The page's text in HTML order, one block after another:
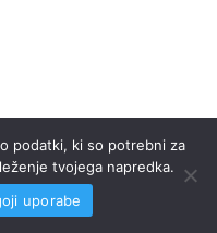
podatki, ki so potrebni za
tvojega napredka.
uporabe